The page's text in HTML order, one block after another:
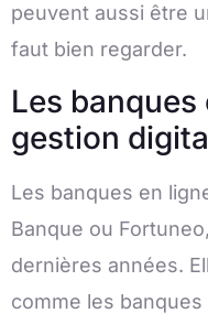
peuvent aussi être
faut bien regarder.
Les
gestion
Les banques en
Banque ou
dernières années.
comme les